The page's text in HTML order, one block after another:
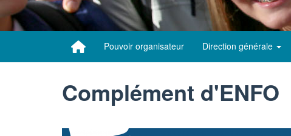
Pouvoir organisateur Direction générale
Complément d'ENFO